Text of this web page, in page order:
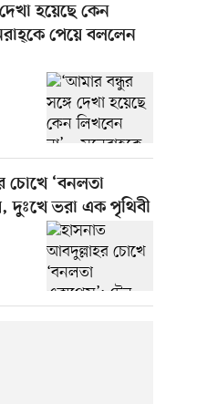
হয়েছে কেন
পেয়ে বললেন
চোখে ‘বনলতা
দুঃখে ভরা এক পৃথিবী